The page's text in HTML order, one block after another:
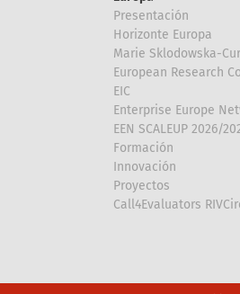
Presentación
Horizonte Europa
Marie Sklodowska-
European Research
EIC
Enterprise Europe
EEN SCALEUP 2026/
Formación
Innovación
Proyectos
Call4Evaluators